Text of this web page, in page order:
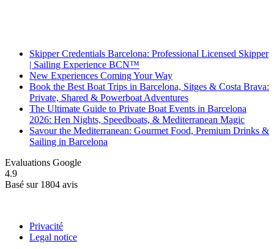
Skipper Credentials Barcelona: Professional Licensed Skipper
| Sailing Experience BCN™
New Experiences Coming Your Way
Book the Best Boat Trips in Barcelona, Sitges & Costa Brava:
Private, Shared & Powerboat Adventures
The Ultimate Guide to Private Boat Events in Barcelona
2026: Hen Nights, Speedboats, & Mediterranean Magic
Savour the Mediterranean: Gourmet Food, Premium Drinks &
Sailing in Barcelona
Evaluations Google
4.9
Basé sur 1804 avis
Privacité
Legal notice